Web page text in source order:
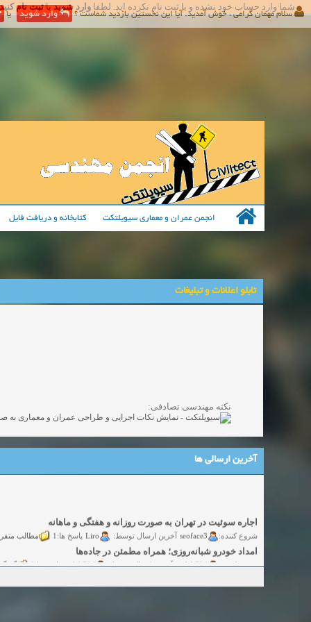
شما وارد حساب خود نشده و یا ثبت نام نکرده اید. لطفا وارد شویدیاثبت نام کنید
انجمن عمران و معماری سیویلتکت کتابخانه و دریافت فایل
سلام مهمان گرامی ، خوش آمدید. آیا این نخستین بازدید شماست ؟ وارد شوید یا
تابلو اعلانات و تبلیغات
نکته مهندسی تصادفی:
آخرین ارسالی ها
شروع کننده: seoface3 آخرین ارسال توسط: Liro پاسخ ها:1
امداد خودرو شبانه‌روزی؛ همراه مطمئن در جاده‌ها
شروع کننده: yadak724 آخرین ارسال توسط: yadak724
شروع کننده: alimohri2 آخرین ارسال توسط: alimohri2 پاسخ ها:0